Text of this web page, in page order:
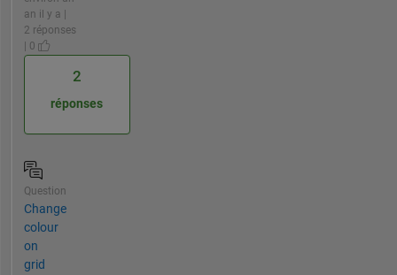
an il y a |
2 réponses
| 0
2
réponses
Question
Change
colour
on
grid